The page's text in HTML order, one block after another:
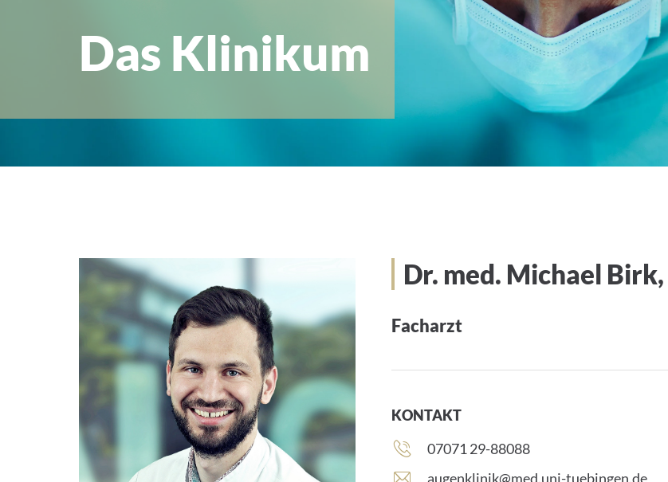
Das Klinikum
Dr. med. Michael Birk,
Facharzt
KONTAKT
Telefonnummer:
07071 29-88088
E
augenklinik@med.uni-tuebingen.de